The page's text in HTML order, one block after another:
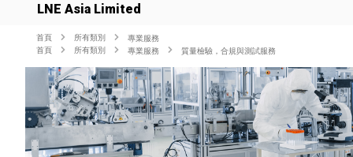
LNE Asia Limited
首頁 所有類別
專業服務
首頁
所有類別 專業服務 質量檢驗，合規與測試服務